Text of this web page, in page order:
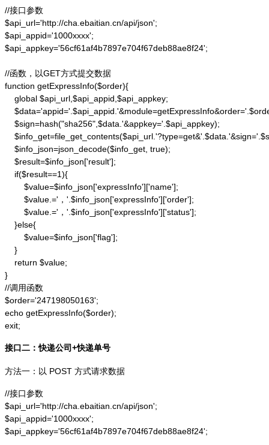
//接口参数
$api_url='http://cha.ebaitian.cn/api/json';
$api_appid='1000xxxx';
$api_appkey='56cf61af4b7897e704f67deb88ae8f24';
//函数，以GET方式提交数据
function getExpressInfo($order){
    global $api_url,$api_appid,$api_appkey;
    $sign=hash("sha256",$data.'&appkey='.$api_appkey);
    $info_json=json_decode($info_get, true);
    $result=$info_json['result'];
    if($result==1){
        $value=$info_json['expressInfo']['name'];
        $value.='，'.$info_json['expressInfo']['order'];
        $value.='，'.$info_json['expressInfo']['status'];
    }else{
        $value=$info_json['flag'];
    }
    return $value;
}
//调用函数
$order='247198050163';
echo getExpressInfo($order);
exit;
接口二：快递公司+快递单号
方法一：以 POST 方式请求数据
//接口参数
$api_url='http://cha.ebaitian.cn/api/json';
$api_appid='1000xxxx';
$api_appkey='56cf61af4b7897e704f67deb88ae8f24';